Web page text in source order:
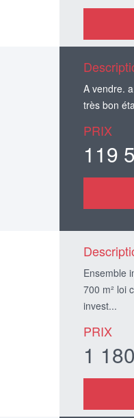
A vendre.
très bon
PRIX
119
Ensemble
700 m² loi
invest...
PRIX
1